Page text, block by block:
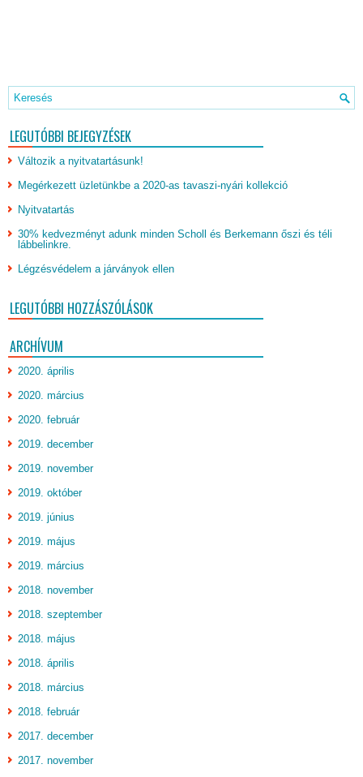
LEGUTÓBBI BEJEGYZÉSEK
Változik a nyitvatartásunk!
Megérkezett üzletünkbe a 2020-as tavaszi-nyári kollekció
Nyitvatartás
30% kedvezményt adunk minden Scholl és Berkemann őszi és téli
lábbelinkre.
Légzésvédelem a járványok ellen
LEGUTÓBBI HOZZÁSZÓLÁSOK
ARCHÍVUM
2020. április
2020. március
2020. február
2019. december
2019. november
2019. október
2019. június
2019. május
2019. március
2018. november
2018. szeptember
2018. május
2018. április
2018. március
2018. február
2017. december
2017. november